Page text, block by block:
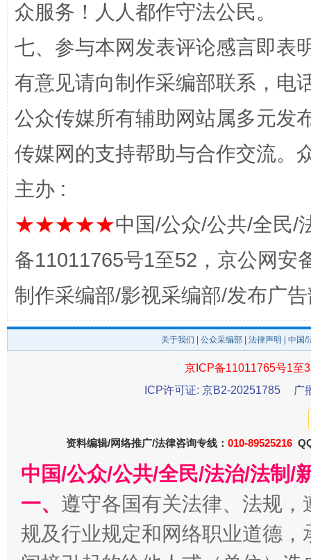
“蜀中异人”王建安的艺术幻境
完善运行机制助力责任有效落实 一纸欠
东山县通报“牛蛙产品抗生素超标问题”
众服务！人人都作守法公民。
七、参与本网发表评论感言即表
有意见请向制作采编部联系，电
公众传媒所有辅助网站属多元发
传媒网的支持帮助与合作交流。
主办 :
★★★★★中国/公众/公共/全民/
备11011765号1至52，京公网安
制作采编部/影视采编部/发布广
关于我们 公众采编部 法律声明 | 中国
京ICP备11011765号1至
ICP许可证: 京B2-20251785
广
资料编辑/网络推广/法律咨询专线： 010-89525216
中国/公众/公共/全民/法治/法制/
一、 遵守各国有关法律、法规
规及行业规定和网络职业道德